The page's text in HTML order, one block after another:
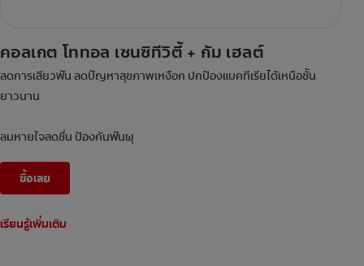
คอลเกต โททอล เซนซิทีวิตี้ + กัม เฮลต์
ลดการเสียวฟัน ลดปัญหาสุขภาพเหงือก ปกป้องแบคทีเรียได้เหนือชั้น
ยาวนาน
ลมหายใจสดชื่น ป้องกันฟันผุ
ซื้อเลย
เรียนรู้เพิ่มเติม